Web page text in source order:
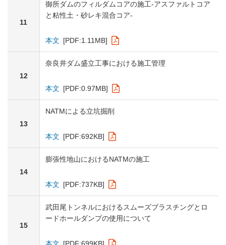
11
御所ダムのフィルダムコアの施工-アスファルトコア
と粘性土・砂レキ混合コア-
本文 [PDF:1.11MB]
12
奈良井ダム盛立工事における施工管理
本文 [PDF:0.97MB]
13
NATMによる立坑掘削
本文 [PDF:692KB]
14
膨張性地山におけるNATMの施工
本文 [PDF:737KB]
15
武田尾トンネルにおけるスムーズブラスチングとロ
ードホールダンプの使用について